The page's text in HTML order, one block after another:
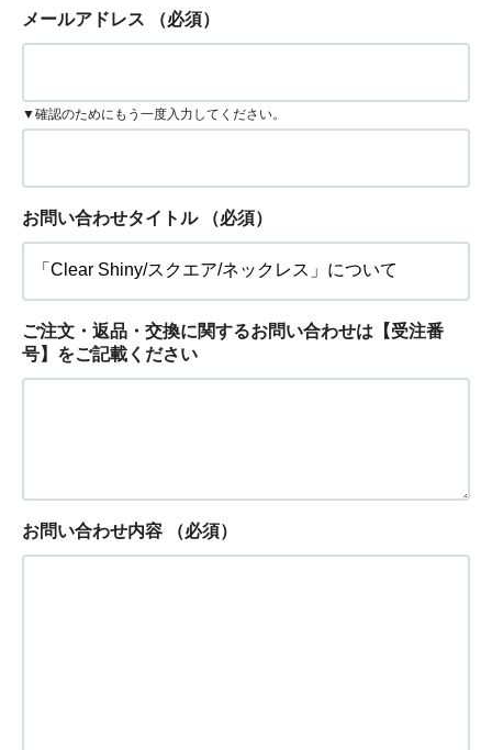
メールアドレス （必須）
▼確認のためにもう一度入力してください。
お問い合わせタイトル （必須）
ご注文・返品・交換に関するお問い合わせは【受注番
号】をご記載ください
お問い合わせ内容 （必須）